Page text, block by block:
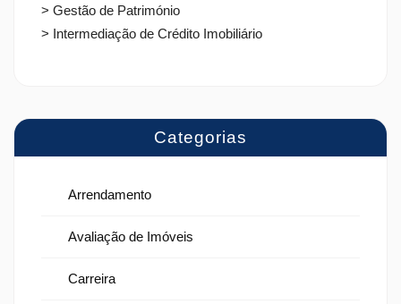
> Gestão de Património
> Intermediação de Crédito Imobiliário
Categorias
Arrendamento
Avaliação de Imóveis
Carreira